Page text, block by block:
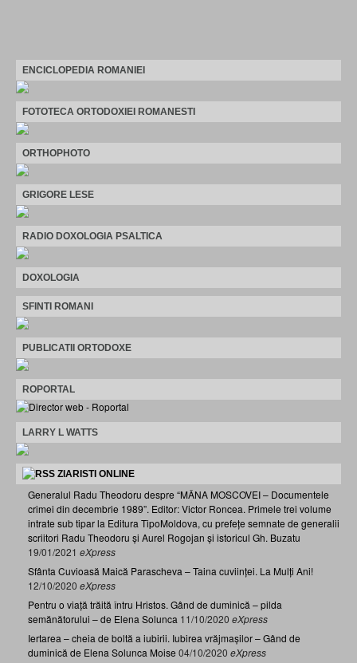
ENCICLOPEDIA ROMANIEI
FOTOTECA ORTODOXIEI ROMANESTI
ORTHOPHOTO
GRIGORE LESE
RADIO DOXOLOGIA PSALTICA
DOXOLOGIA
SFINTI ROMANI
PUBLICATII ORTODOXE
ROPORTAL
LARRY L WATTS
ZIARISTI ONLINE
Generalul Radu Theodoru despre “MÂNA MOSCOVEI – Documentele
crimei din decembrie 1989”. Editor: Victor Roncea. Primele trei volume
intrate sub tipar la Editura TipoMoldova, cu prefețe semnate de generalii
scriitori Radu Theodoru și Aurel Rogojan și istoricul Gh. Buzatu
19/01/2021 eXpress
Sfânta Cuvioasă Maică Parascheva – Taina cuviinței. La Mulți Ani!
12/10/2020 eXpress
Pentru o viață trăită întru Hristos. Gând de duminică – pilda
semănătorului – de Elena Solunca 11/10/2020 eXpress
Iertarea – cheia de boltă a iubirii. Iubirea vrăjmașilor – Gând de
duminică de Elena Solunca Moise 04/10/2020 eXpress